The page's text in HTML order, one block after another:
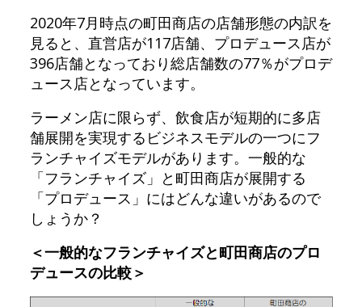
2020年7月時点の町田商店の店舗形態の内訳を
見ると、直営店が117店舗、プロデュース店が
396店舗となっており総店舗数の77％がプロデ
ュース店となっています。
ラーメン店に限らず、飲食店が短期的に多店
舗展開を実現するビジネスモデルの一つにフ
ランチャイズモデルがあります。一般的な
「フランチャイズ」と町田商店が展開する
「プロデュース」にはどんな違いがあるので
しょうか？
＜一般的なフランチャイズと町田商店のプロ
デュースの比較＞